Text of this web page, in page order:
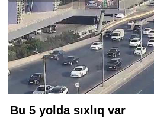
Bu 5 yolda sıxlıq var